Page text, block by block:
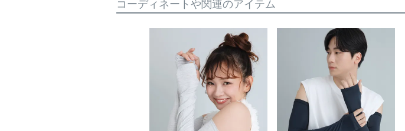
コーディネートや関連のアイテム